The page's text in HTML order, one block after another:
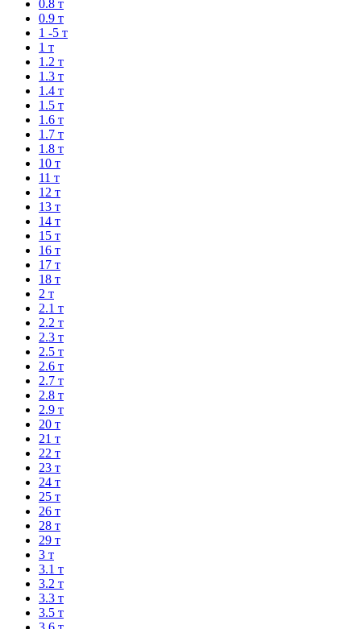
0.8 т
0.9 т
1 -5 т
1 т
1.2 т
1.3 т
1.4 т
1.5 т
1.6 т
1.7 т
1.8 т
10 т
11 т
12 т
13 т
14 т
15 т
16 т
17 т
18 т
2 т
2.1 т
2.2 т
2.3 т
2.5 т
2.6 т
2.7 т
2.8 т
2.9 т
20 т
21 т
22 т
23 т
24 т
25 т
26 т
28 т
29 т
3 т
3.1 т
3.2 т
3.3 т
3.5 т